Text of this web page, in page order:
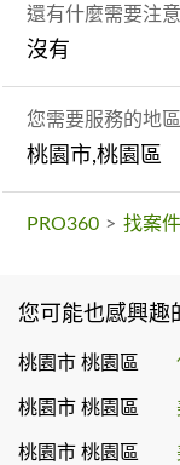
還有什麼需要注
沒有
您需要服務的地
桃園市,桃園區
PRO360 > 找案件
您可能也感興趣
桃園市 桃園區
桃園市 桃園區
桃園市 桃園區